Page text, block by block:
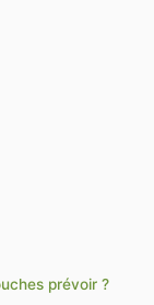
prévoir ?